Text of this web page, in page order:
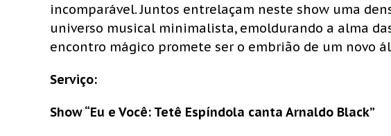
incomparável. Juntos entrelaçam neste show uma
universo musical minimalista, emoldurando a alma
encontro mágico promete ser o embrião de um novo
Serviço:
Show “Eu e Você: Tetê Espíndola canta Arnaldo Black”